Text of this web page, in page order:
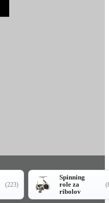
(223)
Spinning
role za
ribolov